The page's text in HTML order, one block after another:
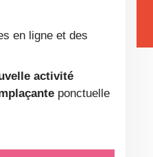
en ligne et des
activité
ponctuelle